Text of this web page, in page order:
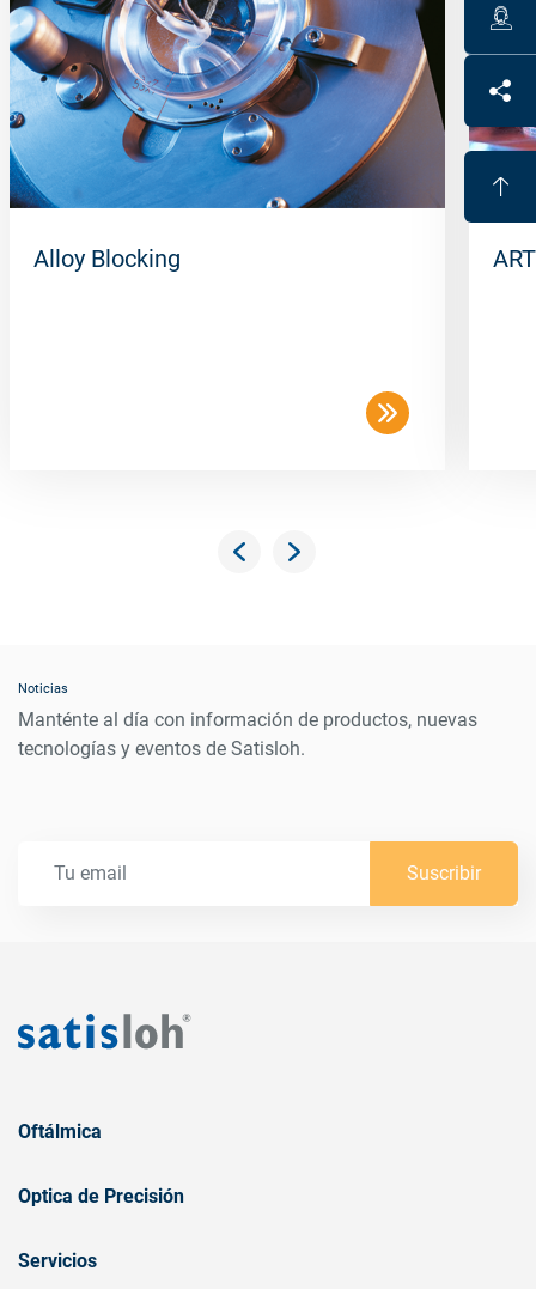
Alloy Blocking
Noticias
Manténte al día con información de productos, nuevas
tecnologías y eventos de Satisloh.
Suscribir
Oftálmica
Optica de Precisión
Servicios